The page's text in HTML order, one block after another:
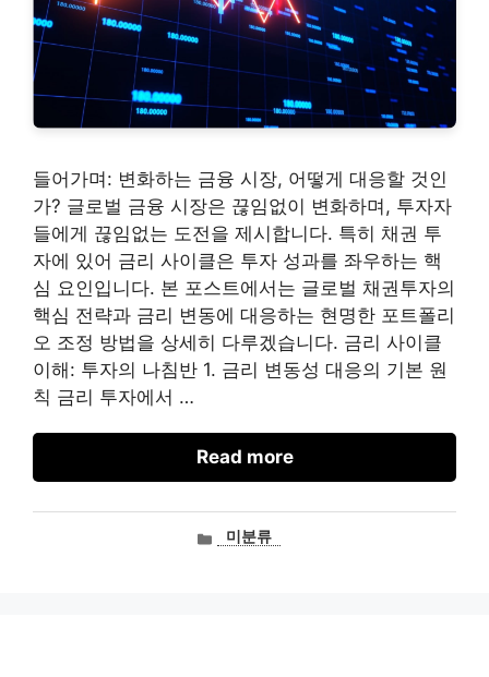
들어가며: 변화하는 금융 시장, 어떻게 대응할 것인
가? 글로벌 금융 시장은 끊임없이 변화하며, 투자자
들에게 끊임없는 도전을 제시합니다. 특히 채권 투
자에 있어 금리 사이클은 투자 성과를 좌우하는 핵
심 요인입니다. 본 포스트에서는 글로벌 채권투자의
핵심 전략과 금리 변동에 대응하는 현명한 포트폴리
오 조정 방법을 상세히 다루겠습니다. 금리 사이클
이해: 투자의 나침반 1. 금리 변동성 대응의 기본 원
칙 금리 투자에서 …
Read more
카미분류